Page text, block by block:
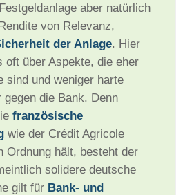
aber natürlich
von Relevanz,
der Anlage. Hier
oft über Aspekte, die eher
sind und weniger harte
die Bank. Denn
französische
wie der Crédit Agricole
Ordnung hält, besteht der
solidere deutsche
gilt für Bank- und